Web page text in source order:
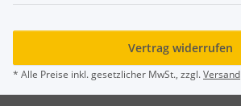
Vertrag widerrufen
* Alle Preise inkl. gesetzlicher MwSt., zzgl.Versand